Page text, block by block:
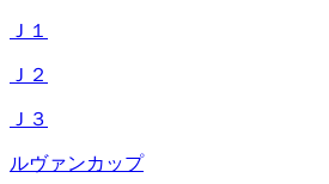
Ｊ１
Ｊ２
Ｊ３
ルヴァンカップ